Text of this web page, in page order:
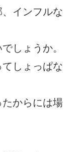
インフルな
しょうか。
しょっぱな
からには場